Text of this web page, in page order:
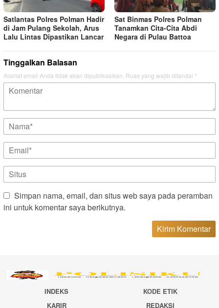
Satlantas Polres Polman Hadir
di Jam Pulang Sekolah, Arus
Lalu Lintas Dipastikan Lancar
Sat Binmas Polres Polman
Tanamkan Cita-Cita Abdi
Negara di Pulau Battoa
Tinggalkan Balasan
Alamat email Anda tidak akan dipublikasikan. Ruas yang wajib ditandai *
Simpan nama, email, dan situs web saya pada peramban
ini untuk komentar saya berikutnya.
INDEKS
KODE ETIK
KARIR
REDAKSI